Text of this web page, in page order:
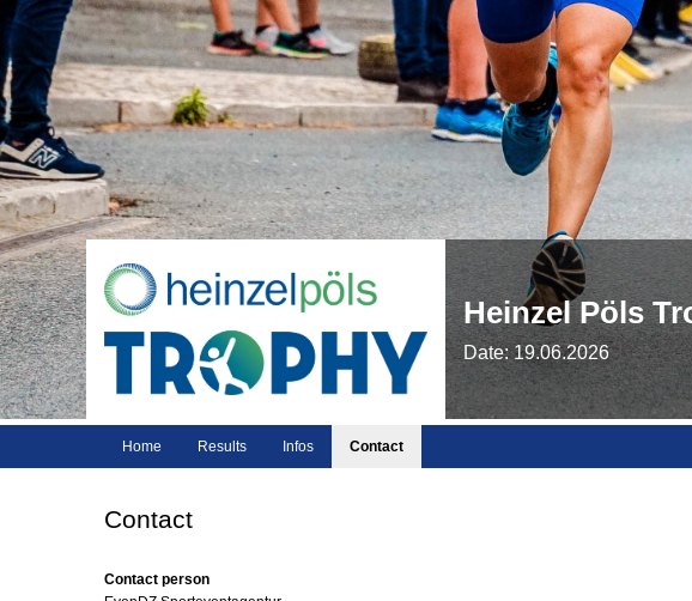
Heinzel Pöls
Date: 19.06.2026
Home Results Infos Contact
Contact
Contact person